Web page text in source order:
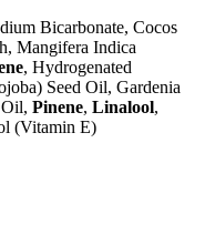
Bicarbonate, Cocos
Mangifera Indica
, Hydrogenated
Seed Oil, Gardenia
Pinene, Linalool,
(Vitamin E)